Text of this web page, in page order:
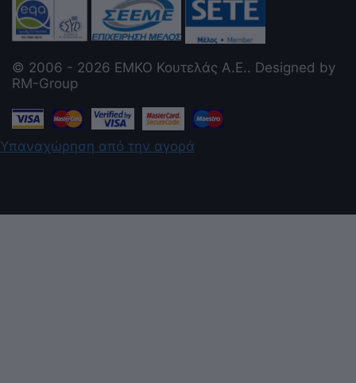
© 2006 - 2026 ΕΜΚΟ Κουτελάς Α.Ε.. Designed by
RM-Group
Υπαναχώρηση από την αγορά